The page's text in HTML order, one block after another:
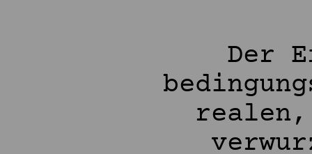
Der